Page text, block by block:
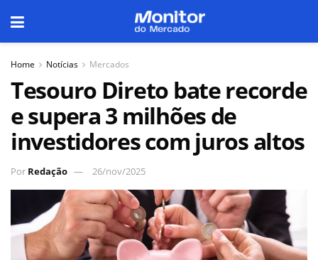
Home Notícias Mercados
Tesouro Direto bate recorde
e supera 3 milhões de
investidores com juros altos
Por Redação 26/nov/2025